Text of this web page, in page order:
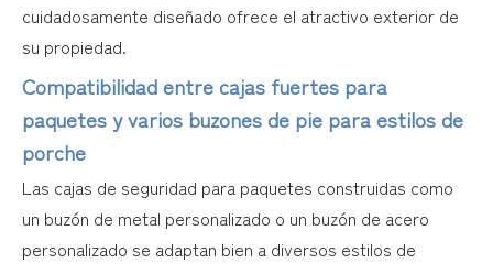
cuidadosamente diseñado ofrece el atractivo exterior de
su propiedad.
Compatibilidad entre cajas fuertes para
paquetes y varios buzones de pie para estilos de
porche
Las cajas de seguridad para paquetes construidas como
un buzón de metal personalizado o un buzón de acero
personalizado se adaptan bien a diversos estilos de